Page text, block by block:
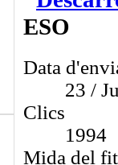
ESO
Data
23 /
Clics
1994
Mida del